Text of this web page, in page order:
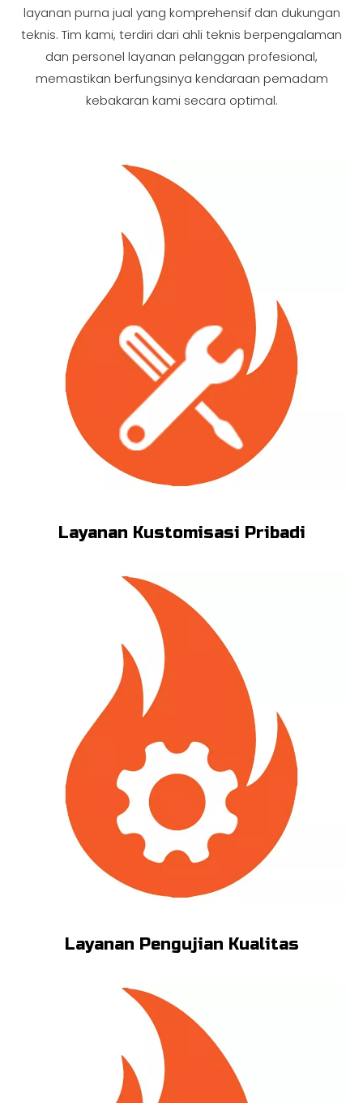
layanan purna jual yang komprehensif dan dukungan
teknis. Tim kami, terdiri dari ahli teknis berpengalaman
dan personel layanan pelanggan profesional,
memastikan berfungsinya kendaraan pemadam
kebakaran kami secara optimal.
Layanan Kustomisasi Pribadi
Layanan Pengujian Kualitas